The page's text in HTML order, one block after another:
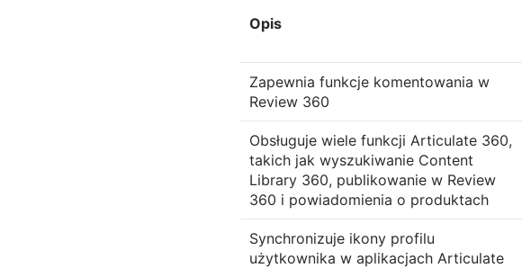
Opis
Zapewnia funkcje komentowania w
Review 360
Obsługuje wiele funkcji Articulate 360,
takich jak wyszukiwanie Content
Library 360, publikowanie w Review
360 i powiadomienia o produktach
Synchronizuje ikony profilu
użytkownika w aplikacjach Articulate